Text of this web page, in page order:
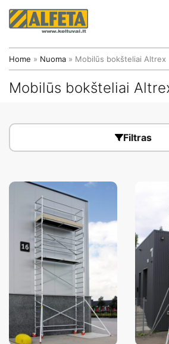
Mobilūs bokšteliai ir
Savaeigiai žirkliniai
Savaeigiai alkūniniai
Savaeigiai
Priekabos tipo keltuvai
Keltuvai ant
Nauji keltuvai
Aliuminiai bokšteliai
Atsarginės keltuvų
Home » Nuoma » Mobilūs bokšteliai Altrex
Mobilūs bokšteliai
Filtras